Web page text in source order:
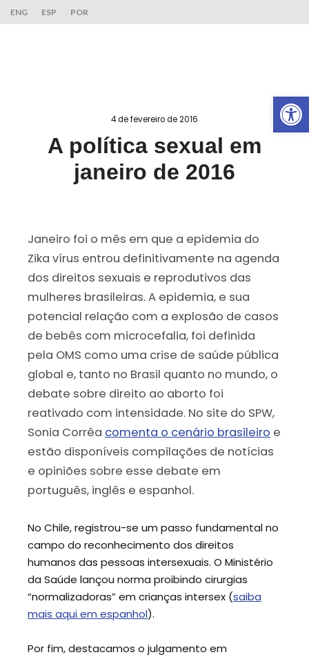
ENG ESP POR
4 de fevereiro de 2016
A política sexual em
janeiro de 2016
Janeiro foi o mês em que a epidemia do
Zika vírus entrou definitivamente na agenda
dos direitos sexuais e reprodutivos das
mulheres brasileiras. A epidemia, e sua
potencial relação com a explosão de casos
de bebês com microcefalia, foi definida
pela OMS como uma crise de saúde pública
global e, tanto no Brasil quanto no mundo, o
debate sobre direito ao aborto foi
reativado com intensidade. No site do SPW,
Sonia Corrêa comenta o cenário brasileiro e
estão disponíveis compilações de notícias
e opiniões sobre esse debate em
português, inglês e espanhol.
No Chile, registrou-se um passo fundamental no
campo do reconhecimento dos direitos
humanos das pessoas intersexuais. O Ministério
da Saúde lançou norma proibindo cirurgias
“normalizadoras” em crianças intersex (saiba
mais aqui em espanhol).
Por fim, destacamos o julgamento em